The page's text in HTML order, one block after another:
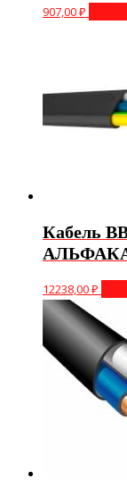
907,00₽
Кабель
12238,00₽